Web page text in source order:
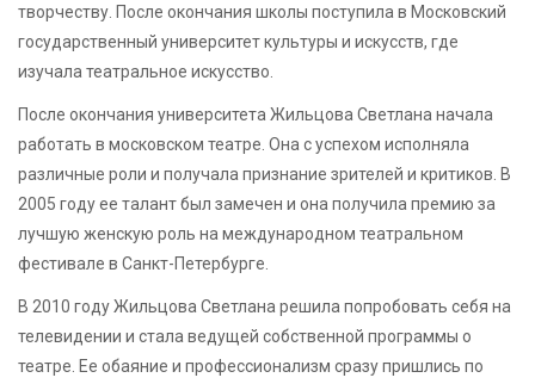
творчеству. После окончания школы поступила в Московский
государственный университет культуры и искусств, где
изучала театральное искусство.
После окончания университета Жильцова Светлана начала
работать в московском театре. Она с успехом исполняла
различные роли и получала признание зрителей и критиков. В
2005 году ее талант был замечен и она получила премию за
лучшую женскую роль на международном театральном
фестивале в Санкт-Петербурге.
В 2010 году Жильцова Светлана решила попробовать себя на
телевидении и стала ведущей собственной программы о
театре. Ее обаяние и профессионализм сразу пришлись по